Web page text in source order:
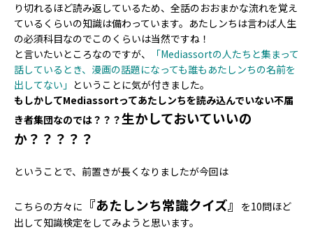
り切れるほど読み返しているため、全話のおおまかな流れを覚え
ているくらいの知識は備わっています。あたしンちは言わば人生
の必須科目なのでこのくらいは当然ですね！
と言いたいところなのですが、
「Mediassortの人たちと集まって
話しているとき、漫画の話題になっても誰もあたしンちの名前を
出してない」 ということに気が付きました。
もしかしてMediassortってあたしンちを読み込んでいない不届
き者集団なのでは？？？生かしておいていいの
か？？？？？
ということで、前置きが長くなりましたが今回は
こちらの方々に 『あたしンち常識クイズ』
を10問ほど
出して知識検定をしてみようと思います。